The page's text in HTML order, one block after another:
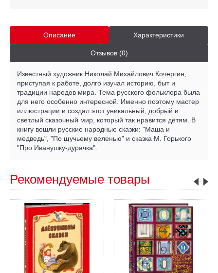
Описание Характеристики
Отзывов (0)
Известный художник Николай Михайлович Кочергин,
приступая к работе, долго изучал историю, быт и
традиции народов мира. Тема русского фольклора была
для него особенно интересной. Именно поэтому мастер
иллюстрации и создал этот уникальный, добрый и
светлый сказочный мир, который так нравится детям. В
книгу вошли русские народные сказки: "Маша и
медведь", "По щучьему веленью" и сказка М. Горького
"Про Иванушку-дурачка".
Рекомендуемые товары